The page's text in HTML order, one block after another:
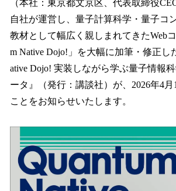
を
読
み
込
中
で
す
（本社：東京都文京区、代表取締役
自社が運営し、量子計算科学・量子コ
教材として幅広く親しまれてきたWeb
m Native Dojo!」を大幅に加筆・修正し
ative Dojo! 実装しながら学ぶ量子情報
ータ』（発行：講談社）が、2026年4
ことをお知らせいたします。